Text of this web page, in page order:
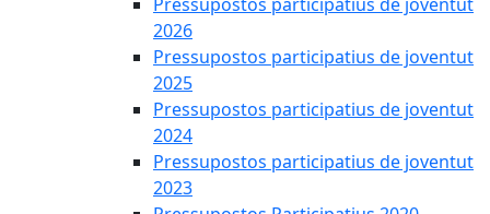
2026
Pressupostos participatius de joventut
2025
Pressupostos participatius de joventut
2024
Pressupostos participatius de joventut
2023